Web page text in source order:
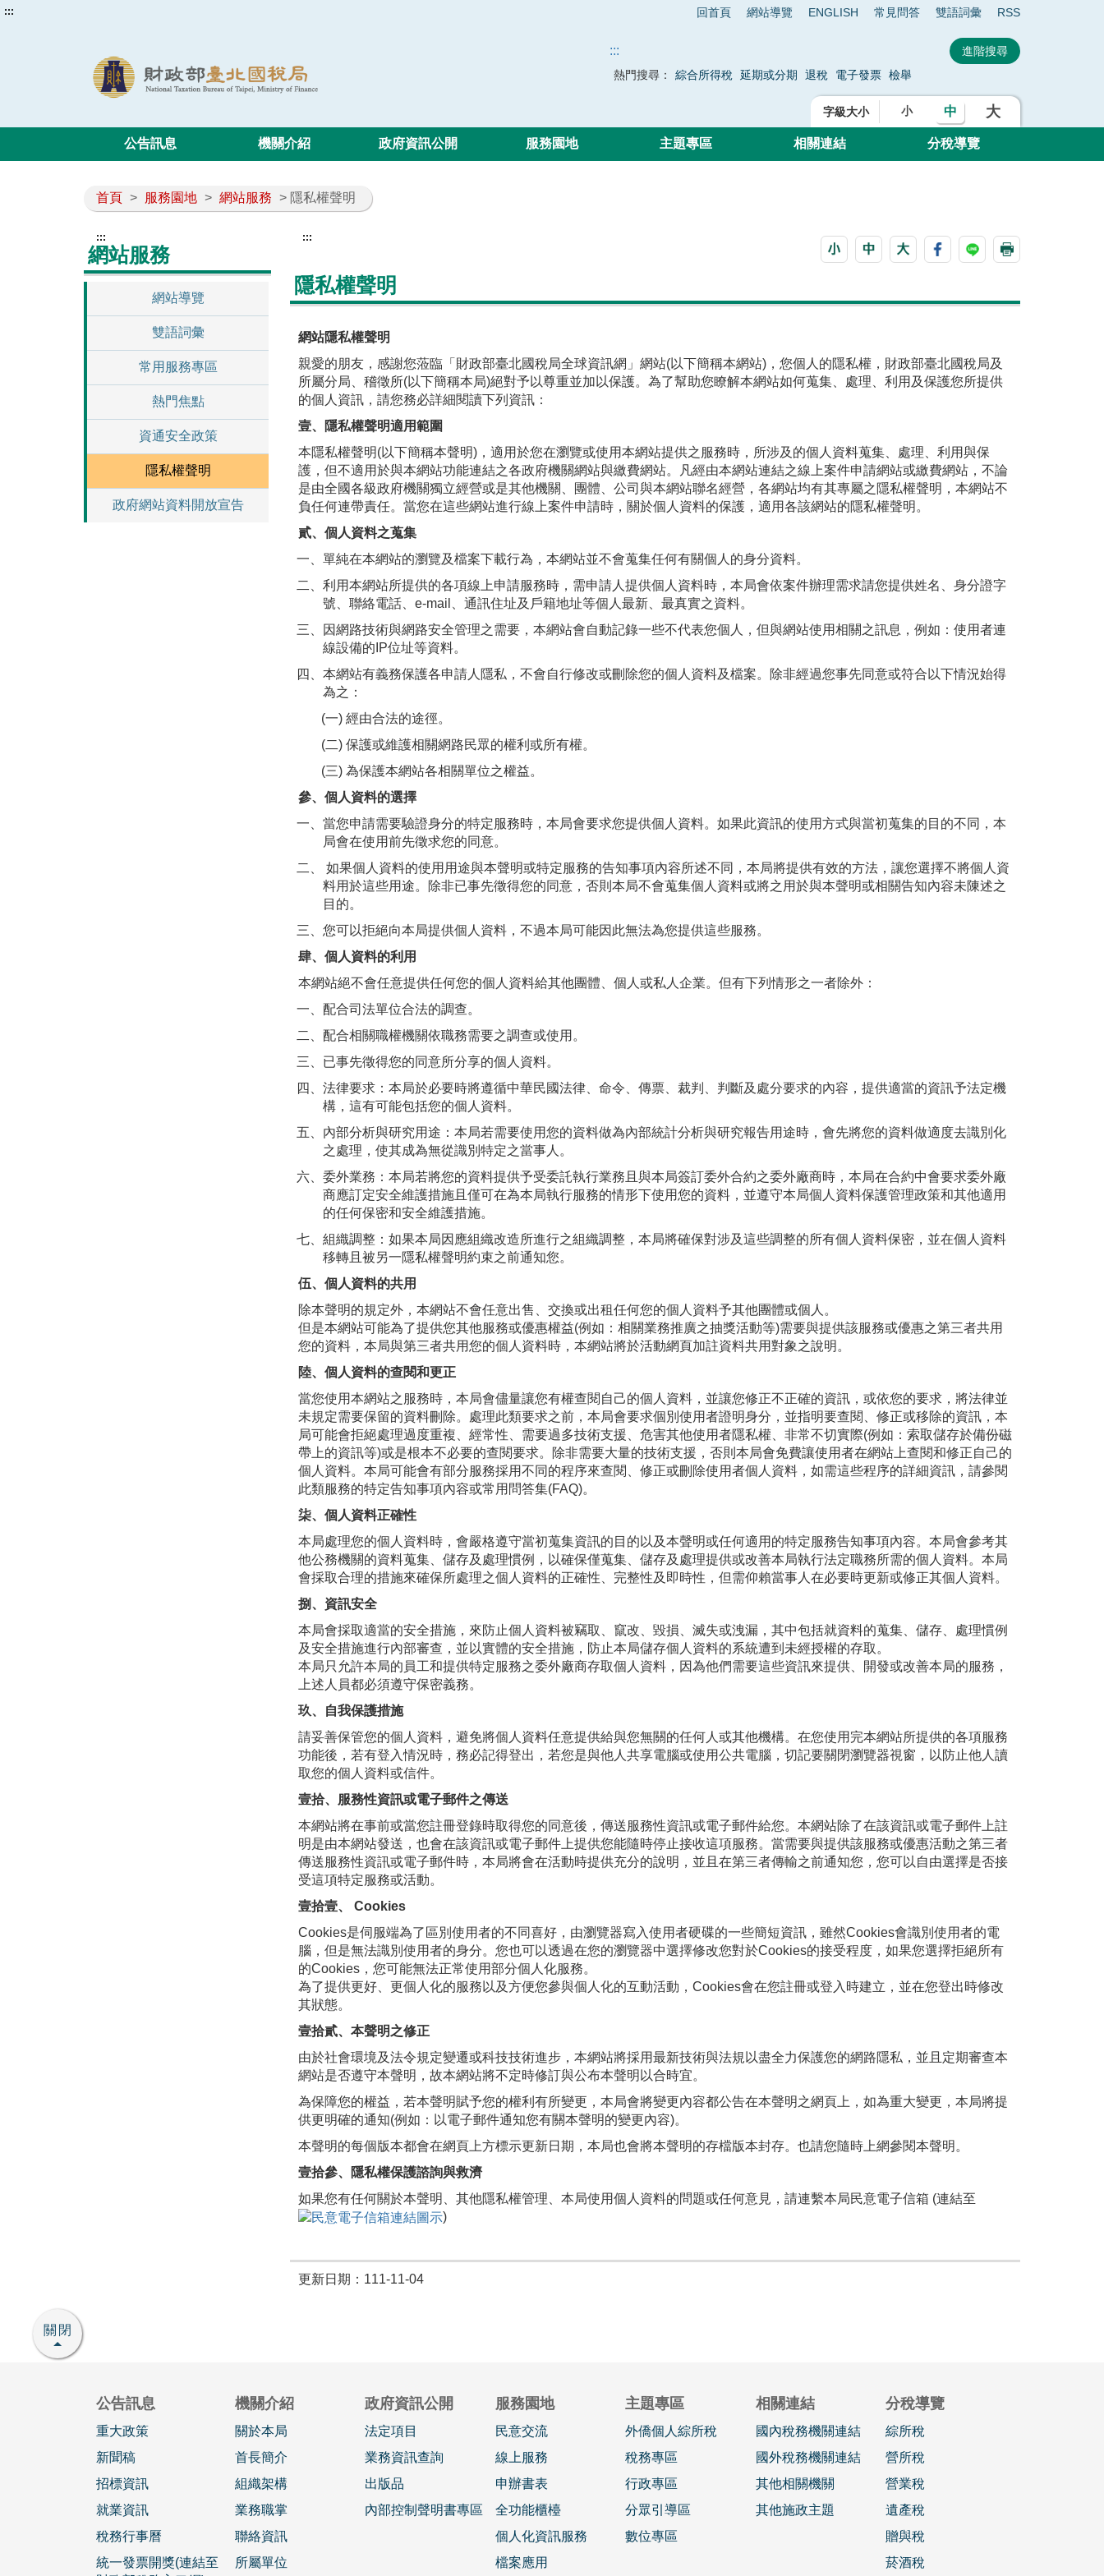
::: 回首頁 網站導覽 ENGLISH 常見問答 雙語詞彙 RSS
:::
熱門搜尋： 綜合所得稅 延期或分期 退稅 電子發票 檢舉
字級大小 小 中 大
公告訊息 機關介紹 政府資訊公開 服務園地 主題專區 相關連結 分稅導覽
首頁 > 服務園地 > 網站服務 > 隱私權聲明
:::
網站服務
網站導覽
雙語詞彙
常用服務專區
熱門焦點
資通安全政策
隱私權聲明
政府網站資料開放宣告
:::
隱私權聲明
網站隱私權聲明
親愛的朋友，感謝您蒞臨「財政部臺北國稅局全球資訊網」網站(以下簡稱本網站)，您個人的隱私權，財政部臺北國稅局及
所屬分局、稽徵所(以下簡稱本局)絕對予以尊重並加以保護。為了幫助您瞭解本網站如何蒐集、處理、利用及保護您所提供
的個人資訊，請您務必詳細閱讀下列資訊：
壹、隱私權聲明適用範圍
本隱私權聲明(以下簡稱本聲明)，適用於您在瀏覽或使用本網站提供之服務時，所涉及的個人資料蒐集、處理、利用與保
護，但不適用於與本網站功能連結之各政府機關網站與繳費網站。凡經由本網站連結之線上案件申請網站或繳費網站，不論
是由全國各級政府機關獨立經營或是其他機關、團體、公司與本網站聯名經營，各網站均有其專屬之隱私權聲明，本網站不
負任何連帶責任。當您在這些網站進行線上案件申請時，關於個人資料的保護，適用各該網站的隱私權聲明。
貳、個人資料之蒐集
一、單純在本網站的瀏覽及檔案下載行為，本網站並不會蒐集任何有關個人的身分資料。
二、利用本網站所提供的各項線上申請服務時，需申請人提供個人資料時，本局會依案件辦理需求請您提供姓名、身分證字
號、聯絡電話、e-mail、通訊住址及戶籍地址等個人最新、最真實之資料。
三、因網路技術與網路安全管理之需要，本網站會自動記錄一些不代表您個人，但與網站使用相關之訊息，例如：使用者連
線設備的IP位址等資料。
四、本網站有義務保護各申請人隱私，不會自行修改或刪除您的個人資料及檔案。除非經過您事先同意或符合以下情況始得
為之：
(一) 經由合法的途徑。
(二) 保護或維護相關網路民眾的權利或所有權。
(三) 為保護本網站各相關單位之權益。
參、個人資料的選擇
一、當您申請需要驗證身分的特定服務時，本局會要求您提供個人資料。如果此資訊的使用方式與當初蒐集的目的不同，本
局會在使用前先徵求您的同意。
二、 如果個人資料的使用用途與本聲明或特定服務的告知事項內容所述不同，本局將提供有效的方法，讓您選擇不將個人資
料用於這些用途。除非已事先徵得您的同意，否則本局不會蒐集個人資料或將之用於與本聲明或相關告知內容未陳述之
目的。
三、您可以拒絕向本局提供個人資料，不過本局可能因此無法為您提供這些服務。
肆、個人資料的利用
本網站絕不會任意提供任何您的個人資料給其他團體、個人或私人企業。但有下列情形之一者除外：
一、配合司法單位合法的調查。
二、配合相關職權機關依職務需要之調查或使用。
三、已事先徵得您的同意所分享的個人資料。
四、法律要求：本局於必要時將遵循中華民國法律、命令、傳票、裁判、判斷及處分要求的內容，提供適當的資訊予法定機
構，這有可能包括您的個人資料。
五、內部分析與研究用途：本局若需要使用您的資料做為內部統計分析與研究報告用途時，會先將您的資料做適度去識別化
之處理，使其成為無從識別特定之當事人。
六、委外業務：本局若將您的資料提供予受委託執行業務且與本局簽訂委外合約之委外廠商時，本局在合約中會要求委外廠
商應訂定安全維護措施且僅可在為本局執行服務的情形下使用您的資料，並遵守本局個人資料保護管理政策和其他適用
的任何保密和安全維護措施。
七、組織調整：如果本局因應組織改造所進行之組織調整，本局將確保對涉及這些調整的所有個人資料保密，並在個人資料
移轉且被另一隱私權聲明約束之前通知您。
伍、個人資料的共用
除本聲明的規定外，本網站不會任意出售、交換或出租任何您的個人資料予其他團體或個人。
但是本網站可能為了提供您其他服務或優惠權益(例如：相關業務推廣之抽獎活動等)需要與提供該服務或優惠之第三者共用
您的資料，本局與第三者共用您的個人資料時，本網站將於活動網頁加註資料共用對象之說明。
陸、個人資料的查閱和更正
當您使用本網站之服務時，本局會儘量讓您有權查閱自己的個人資料，並讓您修正不正確的資訊，或依您的要求，將法律並
未規定需要保留的資料刪除。處理此類要求之前，本局會要求個別使用者證明身分，並指明要查閱、修正或移除的資訊，本
局可能會拒絕處理過度重複、經常性、需要過多技術支援、危害其他使用者隱私權、非常不切實際(例如：索取儲存於備份磁
帶上的資訊等)或是根本不必要的查閱要求。除非需要大量的技術支援，否則本局會免費讓使用者在網站上查閱和修正自己的
個人資料。本局可能會有部分服務採用不同的程序來查閱、修正或刪除使用者個人資料，如需這些程序的詳細資訊，請參閱
此類服務的特定告知事項內容或常用問答集(FAQ)。
柒、個人資料正確性
本局處理您的個人資料時，會嚴格遵守當初蒐集資訊的目的以及本聲明或任何適用的特定服務告知事項內容。本局會參考其
他公務機關的資料蒐集、儲存及處理慣例，以確保僅蒐集、儲存及處理提供或改善本局執行法定職務所需的個人資料。本局
會採取合理的措施來確保所處理之個人資料的正確性、完整性及即時性，但需仰賴當事人在必要時更新或修正其個人資料。
捌、資訊安全
本局會採取適當的安全措施，來防止個人資料被竊取、竄改、毀損、滅失或洩漏，其中包括就資料的蒐集、儲存、處理慣例
及安全措施進行內部審查，並以實體的安全措施，防止本局儲存個人資料的系統遭到未經授權的存取。
本局只允許本局的員工和提供特定服務之委外廠商存取個人資料，因為他們需要這些資訊來提供、開發或改善本局的服務，
上述人員都必須遵守保密義務。
玖、自我保護措施
請妥善保管您的個人資料，避免將個人資料任意提供給與您無關的任何人或其他機構。在您使用完本網站所提供的各項服務
功能後，若有登入情況時，務必記得登出，若您是與他人共享電腦或使用公共電腦，切記要關閉瀏覽器視窗，以防止他人讀
取您的個人資料或信件。
壹拾、服務性資訊或電子郵件之傳送
本網站將在事前或當您註冊登錄時取得您的同意後，傳送服務性資訊或電子郵件給您。本網站除了在該資訊或電子郵件上註
明是由本網站發送，也會在該資訊或電子郵件上提供您能隨時停止接收這項服務。當需要與提供該服務或優惠活動之第三者
傳送服務性資訊或電子郵件時，本局將會在活動時提供充分的說明，並且在第三者傳輸之前通知您，您可以自由選擇是否接
受這項特定服務或活動。
壹拾壹、 Cookies
Cookies是伺服端為了區別使用者的不同喜好，由瀏覽器寫入使用者硬碟的一些簡短資訊，雖然Cookies會識別使用者的電
腦，但是無法識別使用者的身分。您也可以透過在您的瀏覽器中選擇修改您對於Cookies的接受程度，如果您選擇拒絕所有
的Cookies，您可能無法正常使用部分個人化服務。
為了提供更好、更個人化的服務以及方便您參與個人化的互動活動，Cookies會在您註冊或登入時建立，並在您登出時修改
其狀態。
壹拾貳、本聲明之修正
由於社會環境及法令規定變遷或科技技術進步，本網站將採用最新技術與法規以盡全力保護您的網路隱私，並且定期審查本
網站是否遵守本聲明，故本網站將不定時修訂與公布本聲明以合時宜。
為保障您的權益，若本聲明賦予您的權利有所變更，本局會將變更內容都公告在本聲明之網頁上，如為重大變更，本局將提
供更明確的通知(例如：以電子郵件通知您有關本聲明的變更內容)。
本聲明的每個版本都會在網頁上方標示更新日期，本局也會將本聲明的存檔版本封存。也請您隨時上網參閱本聲明。
壹拾參、隱私權保護諮詢與救濟
如果您有任何關於本聲明、其他隱私權管理、本局使用個人資料的問題或任何意見，請連繫本局民意電子信箱 (連結至
)
更新日期：111-11-04
關閉
公告訊息
重大政策
新聞稿
招標資訊
就業資訊
稅務行事曆
統一發票開獎(連結至
機關介紹
關於本局
首長簡介
組織架構
業務職掌
聯絡資訊
所屬單位
政府資訊公開
法定項目
業務資訊查詢
出版品
內部控制聲明書專區
服務園地
民意交流
線上服務
申辦書表
全功能櫃檯
個人化資訊服務
檔案應用
主題專區
外僑個人綜所稅
稅務專區
行政專區
分眾引導區
數位專區
相關連結
國內稅務機關連結
國外稅務機關連結
其他相關機關
其他施政主題
分稅導覽
綜所稅
營所稅
營業稅
遺產稅
贈與稅
菸酒稅